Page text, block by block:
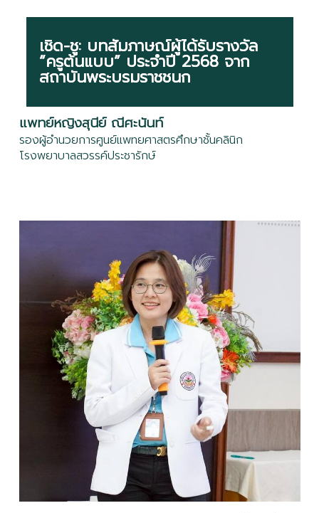
04) Creating Effective Virtual Learning
Environments in Health Sciences Education
05) Adaptation to Changed Learning
Environment(261 views)
07) Message from Deputy Dean(218 views)
08) Students' voice: Students' Perspectives on
Educational environment(281 views)
09) เชิด-ชู: บทสัมภาษณ์ผู้ได้รับรางวัล “ครูต้นแบบ”
ประจำปี 2568 จากสถาบันพระบรมราชชนก(321 views)
10) สับ สรรพ ศัพท์: Intentional adaptability,
Sociomateriality, Psychological safety, Cognitive
load theory
(272 views)
11) Educational movement: Improving learning
environment in thai health science schools
12) SHEE Sharing: Developing a Conceptual
Model of Self-Directed Learning in Virtual
เชิด-ชู: บทสัมภาษณ์ผู้ได้รับรางวัล
“ครูต้นแบบ” ประจำปี 2568 จาก
สถาบันพระบรมราชชนก
แพทย์หญิงสุนีย์ ณีศะนันท์
รองผู้อำนวยการศูนย์แพทยศาสตรศึกษาชั้นคลินิก
โรงพยาบาลสวรรค์ประชารักษ์